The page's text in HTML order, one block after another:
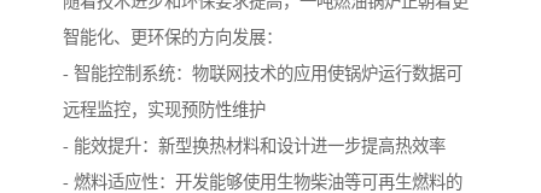
智能化、更环保的方向发展：
- 智能控制系统：物联网技术的应用使锅炉运行数据可
远程监控，实现预防性维护
- 能效提升：新型换热材料和设计进一步提高热效率
- 燃料适应性：开发能够使用生物柴油等可再生燃料的